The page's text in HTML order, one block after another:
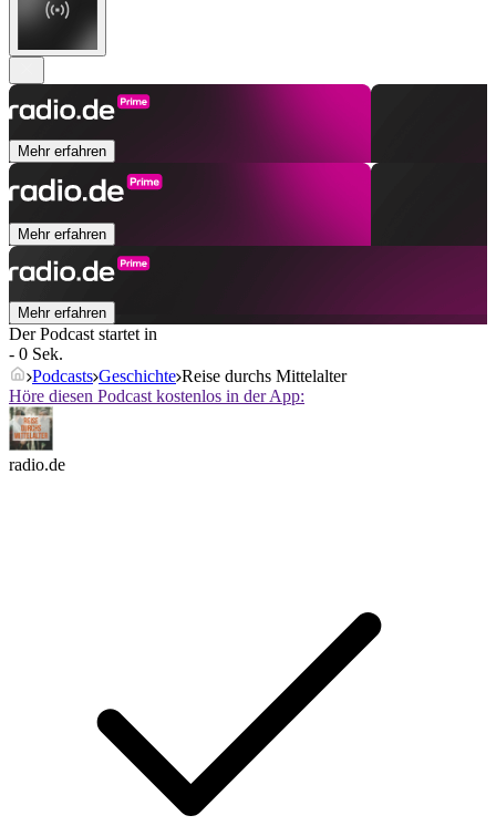
Mehr erfahren
Mehr erfahren
Mehr erfahren
Der Podcast startet in
- 0 Sek.
Podcasts Geschichte Reise durchs Mittelalter
Höre diesen Podcast kostenlos in der App:
radio.de